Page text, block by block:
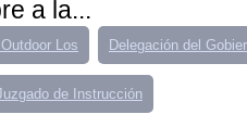
a la...
Los Delegación del
de Instrucción